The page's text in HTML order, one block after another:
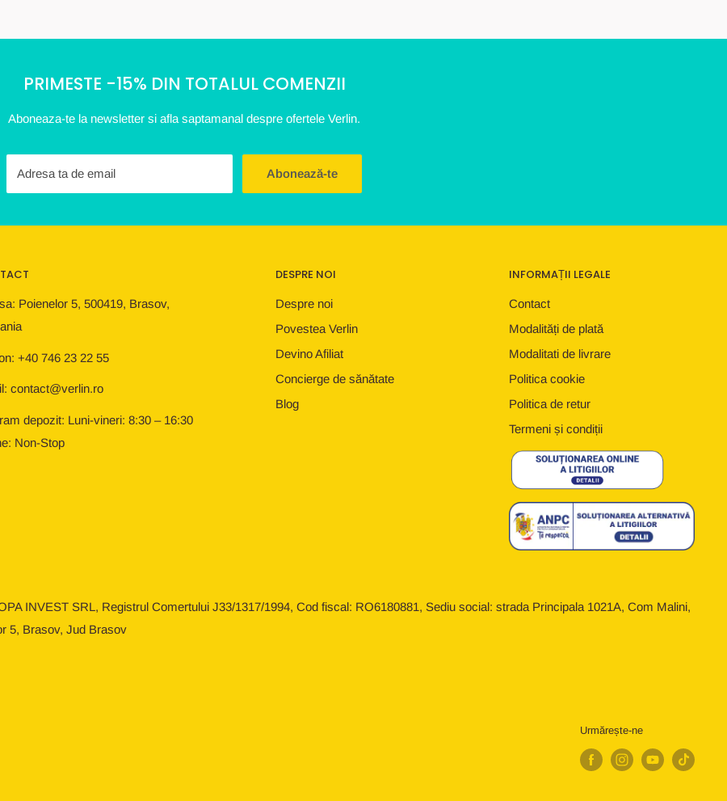
PRIMESTE -15% DIN TOTALUL COMENZII
Aboneaza-te la newsletter si afla saptamanal despre ofertele Verlin.
Adresa ta de email Abonează-te
Poienelor 5, 500419, Brasov,
+40 746 23 22 55
contact@verlin.ro
depozit: Luni-vineri: 8:30 – 16:30
Non-Stop
DESPRE NOI
Despre noi
Povestea Verlin
Devino Afiliat
Concierge de sănătate
Blog
INFORMAȚII LEGALE
Contact
Modalități de plată
Modalitati de livrare
Politica cookie
Politica de retur
Termeni și condiții
INVEST SRL, Registrul Comertului J33/1317/1994, Cod fiscal: RO6180881, Sediu social: strada Principala 1021A, Com Malini,
5, Brasov, Jud Brasov
Urmărește-ne